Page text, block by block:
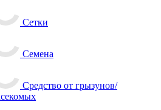
Сетки
Семена
Средство от грызунов/